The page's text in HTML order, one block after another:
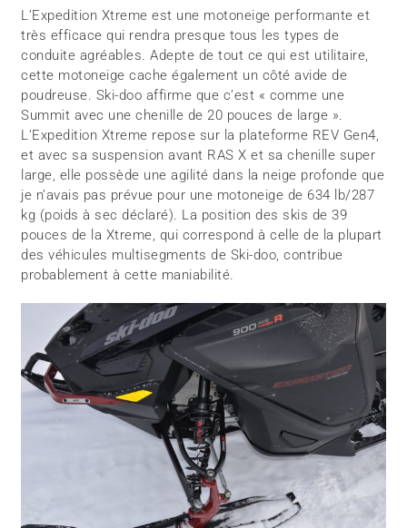
L’Expedition Xtreme est une motoneige performante et
très efficace qui rendra presque tous les types de
conduite agréables. Adepte de tout ce qui est utilitaire,
cette motoneige cache également un côté avide de
poudreuse. Ski-doo affirme que c’est « comme une
Summit avec une chenille de 20 pouces de large ».
L’Expedition Xtreme repose sur la plateforme REV Gen4,
et avec sa suspension avant RAS X et sa chenille super
large, elle possède une agilité dans la neige profonde que
je n’avais pas prévue pour une motoneige de 634 lb/287
kg (poids à sec déclaré). La position des skis de 39
pouces de la Xtreme, qui correspond à celle de la plupart
des véhicules multisegments de Ski-doo, contribue
probablement à cette maniabilité.